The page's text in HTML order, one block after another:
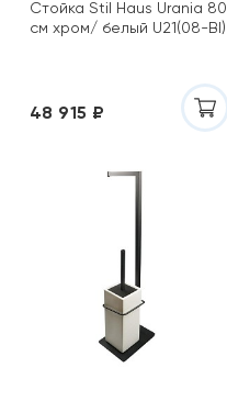
Стойка Stil Haus Urania 80
см хром/ белый U21(08-BI)
48 915 ₽